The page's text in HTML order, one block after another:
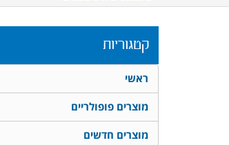
קטגוריות
ראשי
מוצרים פופולריים
מוצרים חדשים